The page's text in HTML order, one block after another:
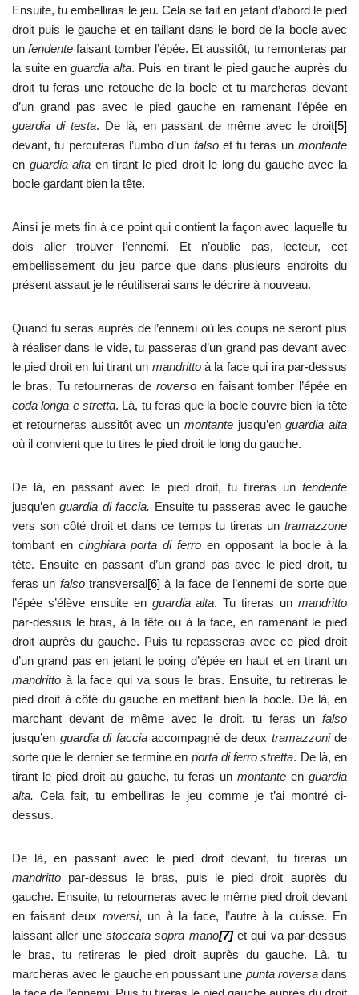
Ensuite, tu embelliras le jeu. Cela se fait en jetant d’abord le pied
droit puis le gauche et en taillant dans le bord de la bocle avec
unfendente faisant tomber l’épée. Et aussitôt, tu remonteras par
la suite enguardia alta. Puis en tirant le pied gauche auprès du
droit tu feras une retouche de la bocle et tu marcheras devant
d’un grand pas avec le pied gauche en ramenant l’épée en
guardia di testa. De là, en passant de même avec le droit[5]
devant, tu percuteras l’umbo d’un falsoet tu feras un montante
en guardia alta en tirant le pied droit le long du gauche avec la
bocle gardant bien la tête.
Ainsi je mets fin à ce point qui contient la façon avec laquelle tu
dois aller trouver l’ennemi. Et n’oublie pas, lecteur, cet
embellissement du jeu parce que dans plusieurs endroits du
présent assaut je le réutiliserai sans le décrire à nouveau.
Quand tu seras auprès de l’ennemi où les coups ne seront plus
à réaliser dans le vide, tu passeras d’un grand pas devant avec
le pied droit en lui tirant un mandrittoà la face qui ira par-dessus
le bras. Tu retourneras de roverso en faisant tomber l’épée en
coda longa e stretta. Là, tu feras que la bocle couvre bien la tête
et retourneras aussitôt avec un montantejusqu’enguardia alta
où il convient que tu tires le pied droit le long du gauche.
De là, en passant avec le pied droit, tu tireras un fendente
jusqu’enguardia di faccia. Ensuite tu passeras avec le gauche
vers son côté droit et dans ce temps tu tireras un tramazzone
tombant en cinghiara porta di ferro en opposant la bocle à la
tête. Ensuite en passant d’un grand pas avec le pied droit, tu
feras un falsotransversal[6] à la face de l’ennemi de sorte que
l’épée s’élève ensuite en guardia alta. Tu tireras unmandritto
par-dessus le bras, à la tête ou à la face, en ramenant le pied
droit auprès du gauche. Puis tu repasseras avec ce pied droit
d’un grand pas en jetant le poing d’épée en haut et en tirant un
mandritto à la face qui va sous le bras. Ensuite, tu retireras le
pied droit à côté du gauche en mettant bien la bocle. De là, en
marchant devant de même avec le droit, tu feras un falso
jusqu’en guardia di facciaaccompagné de deux tramazzonide
sorte que le dernier se termine en porta di ferro stretta. De là, en
tirant le pied droit au gauche, tu feras un montante en guardia
alta. Cela fait, tu embelliras le jeu comme je t’ai montré ci-
dessus.
De là, en passant avec le pied droit devant, tu tireras un
mandritto par-dessus le bras, puis le pied droit auprès du
gauche. Ensuite, tu retourneras avec le même pied droit devant
en faisant deux roversi, un à la face, l’autre à la cuisse. En
laissant aller une stoccata sopra mano[7]et qui va par-dessus
le bras, tu retireras le pied droit auprès du gauche. Là, tu
marcheras avec le gauche en poussant une punta roversadans